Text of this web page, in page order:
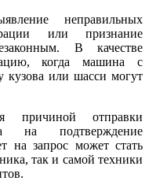
неправильных
или признание
В качестве
когда машина с
или шасси могут
причиной отправки
на подтверждение
на запрос может стать
так и самой техники